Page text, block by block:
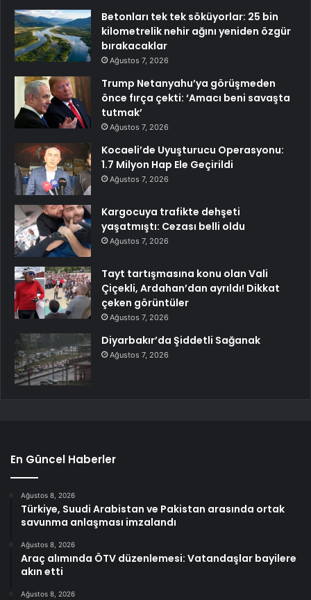
Betonları tek tek söküyorlar: 25 bin
kilometrelik nehir ağını yeniden özgür
bırakacaklar
Ağustos 7, 2026
Trump Netanyahu’ya görüşmeden
önce fırça çekti: ‘Amacı beni savaşta
tutmak’
Ağustos 7, 2026
Kocaeli’de Uyuşturucu Operasyonu:
1.7 Milyon Hap Ele Geçirildi
Ağustos 7, 2026
Kargocuya trafikte dehşeti
yaşatmıştı: Cezası belli oldu
Ağustos 7, 2026
Tayt tartışmasına konu olan Vali
Çiçekli, Ardahan’dan ayrıldı! Dikkat
çeken görüntüler
Ağustos 7, 2026
Diyarbakır’da Şiddetli Sağanak
Ağustos 7, 2026
En Güncel Haberler
Ağustos 8, 2026
Türkiye, Suudi Arabistan ve Pakistan arasında ortak
savunma anlaşması imzalandı
Ağustos 8, 2026
Araç alımında ÖTV düzenlemesi: Vatandaşlar bayilere
akın etti
Ağustos 8, 2026